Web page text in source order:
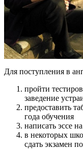
Для поступления в
пройти
заведение
предоставить
года обучения
написать эссе
в некоторых
сдать экзамен